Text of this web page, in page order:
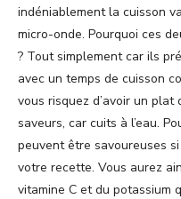
indéniablement la cuisson
micro-onde. Pourquoi ces
? Tout simplement car ils
avec un temps de cuisson
vous risquez d’avoir un
saveurs, car cuits à l’eau.
peuvent être savoureuses
votre recette. Vous aurez
vitamine C et du potassium